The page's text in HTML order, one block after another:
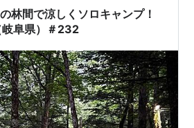
騨荘川 一色の森キャンプ場【ロケ
林間で涼しくソロキャンプ！
阜県）＃232